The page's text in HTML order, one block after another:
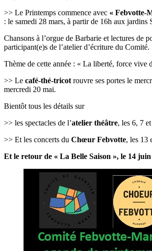
>> Le Printemps commence avec « Febvotte-
: le samedi 28 mars, à partir de 16h aux jardins
Chansons à l’orgue de Barbarie et lectures de
participant(e)s de l’atelier d’écriture du Comité.
Thème de cette année : « La liberté, force vive
>> Le café-thé-tricot rouvre ses portes le
mercredi 20 mai.
Bientôt tous les détails sur
>> les spectacles de l’atelier théâtre, les 6, 7
>> Et les concerts du Chœur Febvotte, les 13
Et le retour de « La Belle Saison », le 14